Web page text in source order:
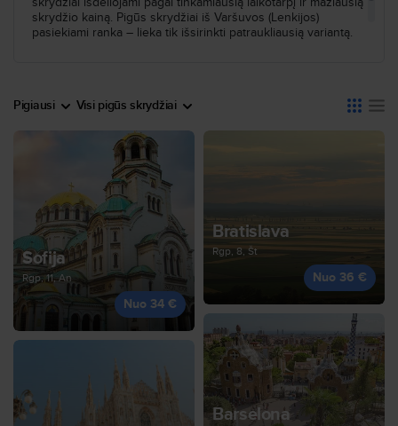
skrydžio kainą. Pigūs skrydžiai iš Varšuvos (Lenkijos)
pasiekiami ranka – lieka tik išsirinkti patraukliausią variantą.
Pigiausi Visi pigūs skrydžiai
Sofija
Rgp, 11, An
Nuo 34 €
Bratislava
Rgp, 8, Št
Nuo 36 €
Barselona